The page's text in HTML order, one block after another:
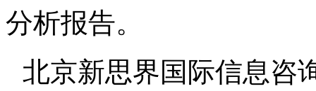
分析报告。
北京新思界国际信息咨